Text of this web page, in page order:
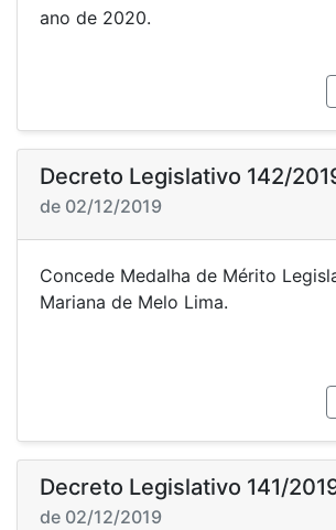
ano de
Decreto Legislativo 142/
de 02/12/2019
Concede Medalha de Mérito
Mariana de
Decreto Legislativo 141/
de 02/12/2019